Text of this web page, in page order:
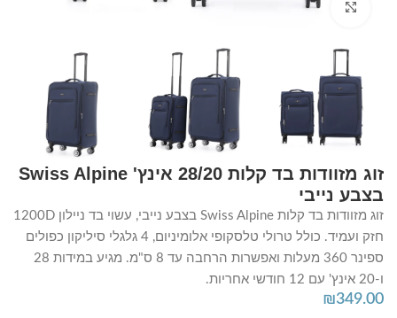
Click to enlarge
זוג מזוודות בד קלות 28/20 אינץ' Swiss Alpine
בצבע נייבי
זוג מזוודות בד קלות Swiss Alpine בצבע נייבי, עשוי בד ניילון 1200D
חזק ועמיד. כולל טרולי טלסקופי אלומיניום, 4 גלגלי סיליקון כפולים
ספינר 360 מעלות ואפשרות הרחבה עד 8 ס"מ. מגיע במידות 28
ו-20 אינץ' עם 12 חודשי אחריות.
₪349.00